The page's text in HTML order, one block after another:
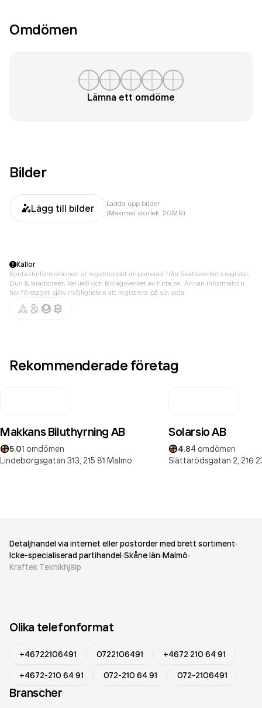
Omdömen
Lämna ett omdöme
Bilder
Lägg till bilder
Ladda upp bilder
(Maximal storlek: 20MB)
Källor
Kontaktinformationen är regelbundet importerad från Skatteverkets register,
Dun & Bradstreet, Value8 och Bolagsverket av hitta.se. Annan information
har företaget själv möjligheten att registrera på sin sida.
Rekommenderade företag
Makkans Biluthyrning AB
5.01 omdömen
Lindeborgsgatan 313, 215 81 Malmö
Solarsio AB
4.84 omdömen
Slättarödsgatan 2, 216
Detaljhandel via internet eller postorder med brett sortiment
Icke-specialiserad partihandel Skåne län Malmö
Kraftek Teknikhjälp
Olika telefonformat
+46722106491 0722106491
+4672 210 64 91
+4672-210 64 91
072-210 64 91 072-2106491
Branscher